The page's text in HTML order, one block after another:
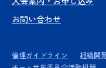
お問い合わせ
倫理ガイドライン
組織開